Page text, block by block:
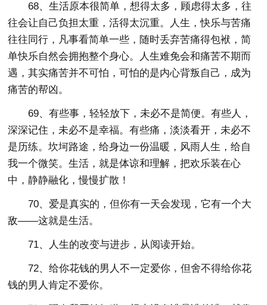
68、生活原本很简单，想得太多，顾虑得太多，往
往会让自己负担太重，活得太沉重。人生，快乐与苦痛
往往同行，凡事看简单一些，随时丢弃苦痛得包袱，简
单快乐自然会拥抱整个身心。人生难免会和痛苦不期而
遇，其实痛苦并不可怕，可怕的是内心背叛自己，成为
痛苦的帮凶。
69、有些事，轻轻放下，未必不是简便。有些人，
深深记住，未必不是幸福。有些痛，淡淡看开，未必不
是历练。坎坷路途，给身边一份温暖，风雨人生，给自
我一个微笑。生活，就是体谅和理解，把欢乐装在心
中，静静融化，慢慢扩散！
70、爱是真实的，但你有一天会发现，它有一个大
敌——这就是生活。
71、人生的改变与进步，从阅读开始。
72、给你花钱的男人不一定爱你，但舍不得给你花
钱的男人肯定不爱你。